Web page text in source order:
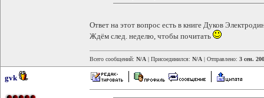
Ответ на этот вопрос есть в книге Дуков
Ждём след. неделю, чтобы почитать
Всего сообщений: N/A | Присоединился: N/A | Отправлено: 3 сен.
gvk